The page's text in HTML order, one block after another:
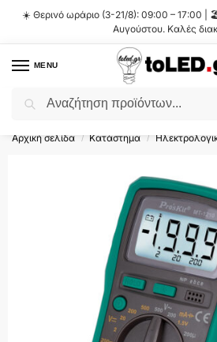
☀️ Θερινό ωράριο (3-21/8): 09:00 – 17:00 |
Αυγούστου. Καλές
MENU
Flash Sale ⚡ 10% Έκπτωση με τον
Αρχική σελίδα / Κατάστημα /